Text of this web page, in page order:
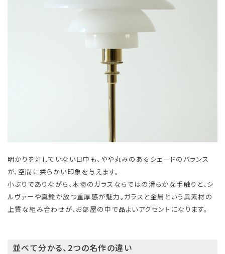
明かりを灯していない日中も、やや丸みのあるシェードのバランス
が、空間に柔らかい印象を与えます。
小ぶりでありながら、本物のガラスならではの滑らかな手触りと、シ
ルヴァーや真鍮が放つ重厚感が魅力。ガラスと金属という異素材の
上質な組み合わせが、お部屋の中で品よいアクセントになります。
並べて分かる、2つの名作の違い